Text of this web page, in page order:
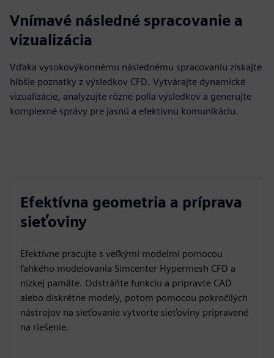
Vnímavé následné spracovanie a
vizualizácia
Vďaka vysokovýkonnému následnému spracovaniu získajte
hlbšie poznatky z výsledkov CFD. Vytvárajte dynamické
vizualizácie, analyzujte rôzne polia výsledkov a generujte
komplexné správy pre jasnú a efektívnu komunikáciu.
Efektívna geometria a príprava
sieťoviny
Efektívne pracujte s veľkými modelmi pomocou
ľahkého modelovania Simcenter Hypermesh CFD a
nízkej pamäte. Odstráňte funkciu a pripravte CAD
alebo diskrétne modely, potom pomocou pokročilých
nástrojov na sieťovanie vytvorte sieťoviny pripravené
na riešenie.